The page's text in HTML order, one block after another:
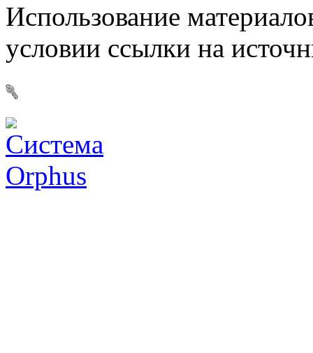
Использование
условии ссылки на